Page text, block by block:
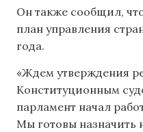
Он также сообщил,
план управления
года.
«Ждем утверждения
Конституционным
парламент начал
Мы готовы назначить